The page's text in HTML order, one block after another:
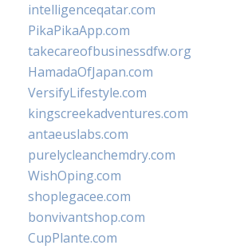
intelligenceqatar.com
PikaPikaApp.com
takecareofbusinessdfw.org
HamadaOfJapan.com
VersifyLifestyle.com
kingscreekadventures.com
antaeuslabs.com
purelycleanchemdry.com
WishOping.com
shoplegacee.com
bonvivantshop.com
CupPlante.com